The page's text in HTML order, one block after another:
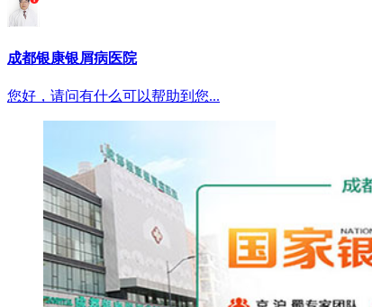
成都银康银屑病医院
您好，请问有什么可以帮助到您...